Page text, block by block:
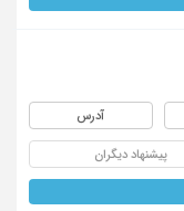
آدرس
پیشنهاد دیگران